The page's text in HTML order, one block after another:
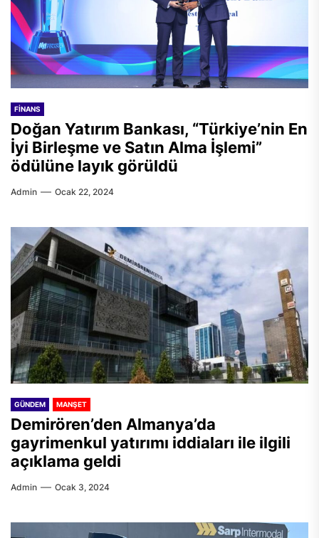
FINANS
Doğan Yatırım Bankası, “Türkiye’nin En
İyi Birleşme ve Satın Alma İşlemi”
ödülüne layık görüldü
Admin Ocak 22, 2024
GÜNDEM MANŞET
Demirören’den Almanya’da
gayrimenkul yatırımı iddiaları ile ilgili
açıklama geldi
Admin Ocak 3, 2024